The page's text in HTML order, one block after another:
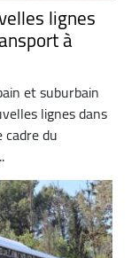
lignes
à
et suburbain
lignes dans
cadre du